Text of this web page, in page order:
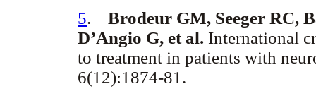
5. Brodeur GM, Seeger RC,
D’Angio G, et al. International
to treatment in patients with
6(12):1874-81.